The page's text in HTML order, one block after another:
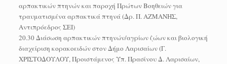
αρπακτικών πτηνών και παροχή Πρώτων Βοηθειών για
τραυματισμένα αρπακτικά πτηνά (Δρ. Π. ΑΖΜΑΝΗΣ,
Αντιπρόεδρος ΣΕΙ)
20.30 Διάσωση αρπακτικών πτηνών/αγρίων ζώων και βιολογική
διαχείριση κορακοειδών στον Δήμο Λαρισαίων (Γ.
ΧΡΙΣΤΟΔΟΥΛΟΥ, Προιστάμενος Υπ. Πρασίνου Δ. Λαρισαίων,